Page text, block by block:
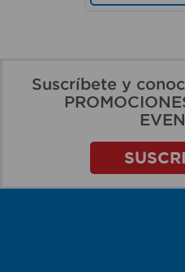
Suscríbete y